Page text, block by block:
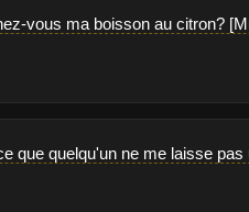
vous ma boisson au citron?
que quelqu'un ne me laisse